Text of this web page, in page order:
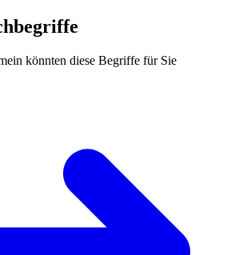
könnten diese Begriffe für Sie